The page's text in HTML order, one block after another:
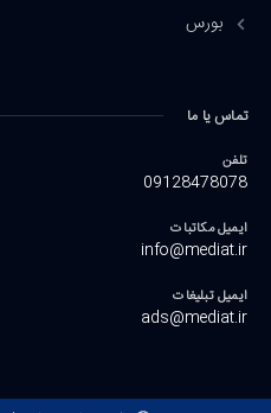
بورس
تماس یا ما
تلفن
09128478078
ایمیل مکاتبات
info@mediat.ir
ایمیل تبلیغات
ads@mediat.ir